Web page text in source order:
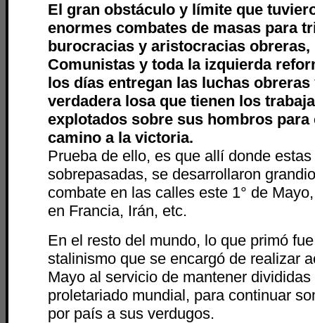
El gran obstáculo y límite que
enormes combates de masas para
burocracias y aristocracias
Comunistas y toda la izquierda
los días entregan las luchas obreras
verdadera losa que tienen los
explotados sobre sus hombros
camino a la victoria.
Prueba de ello, es que allí donde
sobrepasadas, se desarrollaron
combate en las calles este 1° de
en Francia, Irán, etc.
En el resto del mundo, lo que primó
stalinismo que se encargó de realizar
Mayo al servicio de mantener
proletariado mundial, para continuar
por país a sus verdugos.